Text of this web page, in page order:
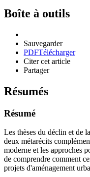
Boîte à outils
Sauvegarder
PDFTélécharger
Citer cet article
Partager
Résumés
Résumé
Les thèses du déclin et de
deux métarécits
moderne et les approches
de comprendre comment
projets d'aménagement